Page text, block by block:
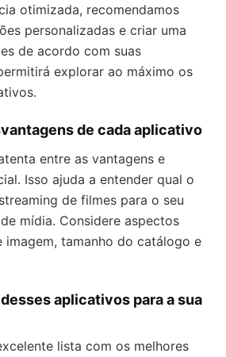
otimizada, recomendamos
personalizadas e criar uma
de acordo com suas
explorar ao máximo os
de cada aplicativo
entre as vantagens e
Isso ajuda a entender qual o
de filmes para o seu
mídia. Considere aspectos
imagem, tamanho do catálogo e
aplicativos para a sua
lista com os melhores